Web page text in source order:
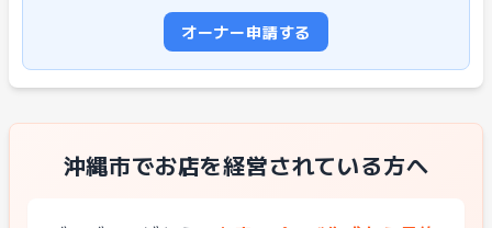
オーナー申請する
沖縄市でお店を経営されている方へ